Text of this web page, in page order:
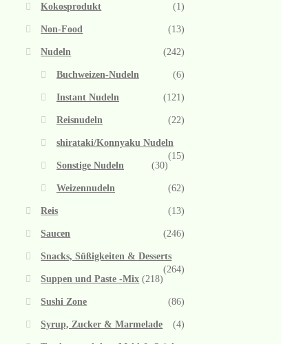
Kokosprodukt (1)
Non-Food (13)
Nudeln (242)
Buchweizen-Nudeln (6)
Instant Nudeln (121)
Reisnudeln (22)
shirataki/Konnyaku Nudeln
(15)
Sonstige Nudeln
(30)
Weizennudeln (62)
Reis (13)
Saucen (246)
Snacks, Süßigkeiten & Desserts
(264)
Suppen und Paste -Mix (218)
Sushi Zone (86)
Syrup, Zucker & Marmelade (4)